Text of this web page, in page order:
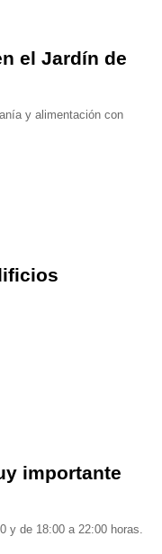
el Jardín de
y alimentación con
importante
y de 18:00 a 22:00 horas.